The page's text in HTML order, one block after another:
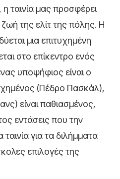
ταινία μας προσφέρει
της ελίτ της πόλης. Η
μια επιτυχημένη
στο επίκεντρο ενός
υποψήφιος είναι ο
(Πέδρο Πασκάλ),
είναι παθιασμένος,
εντάσεις που την
για τα διλήμματα
επιλογές της